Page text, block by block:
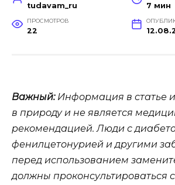
tudavam_ru 7 мин
ПРОСМОТРОВ
22
Важный:Информация в статье
в природу и не является
рекомендацией. Люди с
фенилцетонурией и другими
перед использованием
должны проконсультироваться